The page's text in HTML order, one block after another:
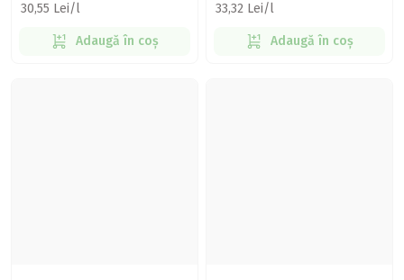
30,55 Lei/l
Adaugă în coș
33,32 Lei/l
Adaugă în coș